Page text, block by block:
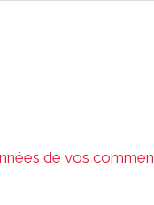
de vos